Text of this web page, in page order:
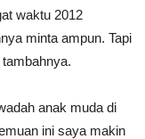
waktu 2012
minta ampun. Tapi
anak muda di
ini saya makin